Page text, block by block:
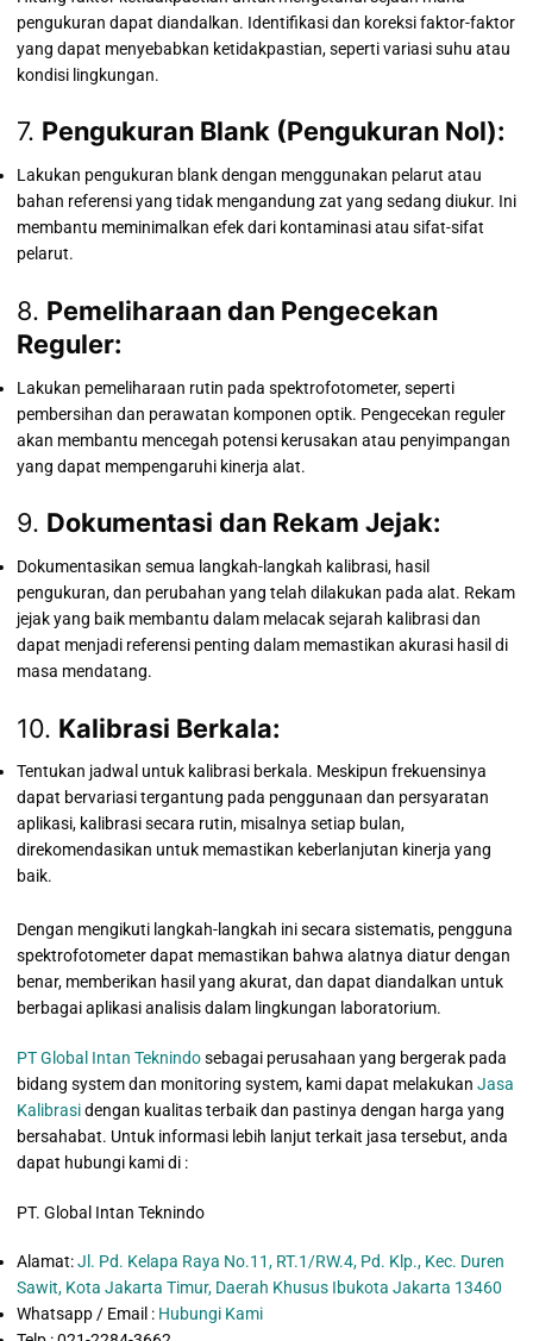
pengukuran dapat diandalkan. Identifikasi dan koreksi faktor-faktor
yang dapat menyebabkan ketidakpastian, seperti variasi suhu atau
kondisi lingkungan.
7. Pengukuran Blank (Pengukuran Nol):
Lakukan pengukuran blank dengan menggunakan pelarut atau
bahan referensi yang tidak mengandung zat yang sedang diukur. Ini
membantu meminimalkan efek dari kontaminasi atau sifat-sifat
pelarut.
8. Pemeliharaan dan Pengecekan
Reguler:
Lakukan pemeliharaan rutin pada spektrofotometer, seperti
pembersihan dan perawatan komponen optik. Pengecekan reguler
akan membantu mencegah potensi kerusakan atau penyimpangan
yang dapat mempengaruhi kinerja alat.
9. Dokumentasi dan Rekam Jejak:
Dokumentasikan semua langkah-langkah kalibrasi, hasil
pengukuran, dan perubahan yang telah dilakukan pada alat. Rekam
jejak yang baik membantu dalam melacak sejarah kalibrasi dan
dapat menjadi referensi penting dalam memastikan akurasi hasil di
masa mendatang.
10. Kalibrasi Berkala:
Tentukan jadwal untuk kalibrasi berkala. Meskipun frekuensinya
dapat bervariasi tergantung pada penggunaan dan persyaratan
aplikasi, kalibrasi secara rutin, misalnya setiap bulan,
direkomendasikan untuk memastikan keberlanjutan kinerja yang
baik.
Dengan mengikuti langkah-langkah ini secara sistematis, pengguna
spektrofotometer dapat memastikan bahwa alatnya diatur dengan
benar, memberikan hasil yang akurat, dan dapat diandalkan untuk
berbagai aplikasi analisis dalam lingkungan laboratorium.
PT Global Intan Teknindosebagai perusahaan yang bergerak pada
bidang system dan monitoring system, kami dapat melakukan Jasa
Kalibrasidengan kualitas terbaik dan pastinya dengan harga yang
bersahabat. Untuk informasi lebih lanjut terkait jasa tersebut, anda
dapat hubungi kami di :
PT. Global Intan Teknindo
Alamat:Jl. Pd. Kelapa Raya No.11, RT.1/RW.4, Pd. Klp., Kec. Duren
Sawit, Kota Jakarta Timur, Daerah Khusus Ibukota Jakarta 13460
Whatsapp / Email : Hubungi Kami